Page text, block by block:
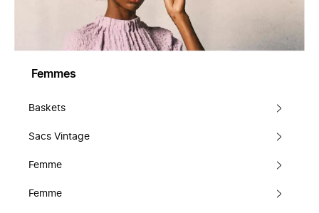
Femmes
Baskets
Sacs Vintage
Femme
Femme